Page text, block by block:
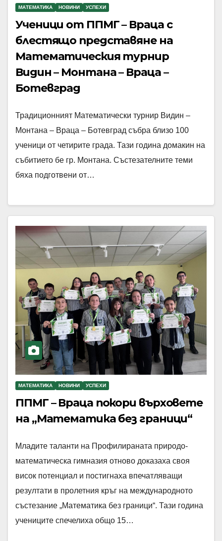
МАТЕМАТИКА НОВИНИ УСПЕХИ
Ученици от ППМГ – Враца с
блестящо представяне на
Математическия турнир
Видин – Монтана – Враца –
Ботевград
Традиционният Математически турнир Видин –
Монтана – Враца – Ботевград събра близо 100
ученици от четирите града. Тази година домакин на
събитието бе гр. Монтана. Състезателните теми
бяха подготвени от…
МАТЕМАТИКА НОВИНИ УСПЕХИ
ППМГ – Враца покори върховете
на „Математика без граници“
Младите таланти на Профилираната природо-
математическа гимназия отново доказаха своя
висок потенциал и постигнаха впечатляващи
резултати в пролетния кръг на международното
състезание „Математика без граници“. Тази година
учениците спечелиха общо 15…